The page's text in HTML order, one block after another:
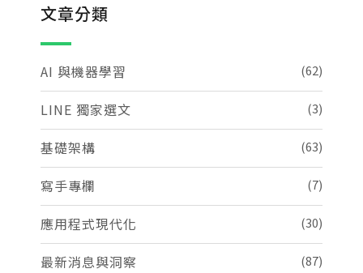
文章分類
AI 與機器學習 (62)
LINE 獨家選文 (3)
基礎架構 (63)
寫手專欄 (7)
應用程式現代化 (30)
最新消息與洞察 (87)